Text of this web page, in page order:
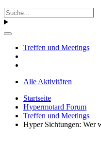
Treffen und Meetings
Alle Aktivitäten
Startseite
Hypermotard Forum
Treffen und Meetings
Hyper Sichtungen: Wer